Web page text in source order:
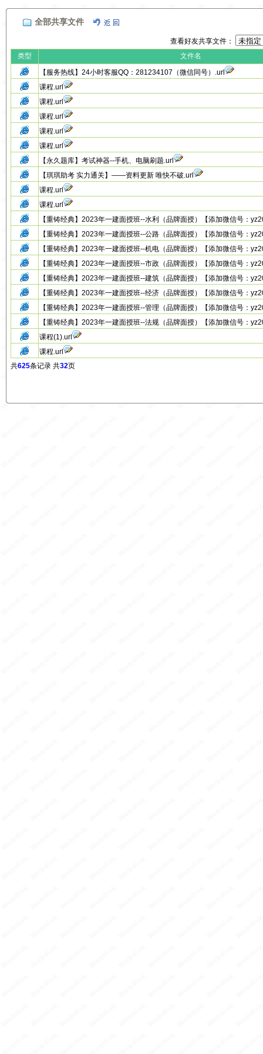
全部共享文件
查看好友共享文件：
类型
文件名
【服务热线】24小时客服QQ：281234107（微信同号）.url
课程.url
课程.url
课程.url
课程.url
课程.url
【永久题库】考试神器--手机、电脑刷题.url
【琪琪助考 实力通关】——资料更新 唯快不破.url
课程.url
课程.url
【重铸经典】2023年一建面授班--水利（品牌面授）【添加微信号：
【重铸经典】2023年一建面授班--公路（品牌面授）【添加微信号：
【重铸经典】2023年一建面授班--机电（品牌面授）【添加微信号：
【重铸经典】2023年一建面授班--市政（品牌面授）【添加微信号：
【重铸经典】2023年一建面授班--建筑（品牌面授）【添加微信号：
【重铸经典】2023年一建面授班--经济（品牌面授）【添加微信号：
【重铸经典】2023年一建面授班--管理（品牌面授）【添加微信号：
【重铸经典】2023年一建面授班--法规（品牌面授）【添加微信号：
课程(1).url
课程.url
共625条记录 共32页